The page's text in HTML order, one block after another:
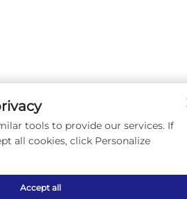
tools to provide our services. If
all cookies, click Personalize
Accept all